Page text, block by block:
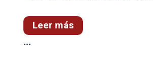
Leer más
...